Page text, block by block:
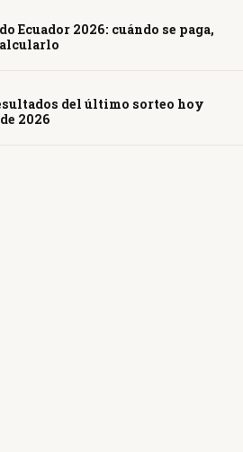
Ecuador 2026: cuándo se paga,
del último sorteo hoy
2026